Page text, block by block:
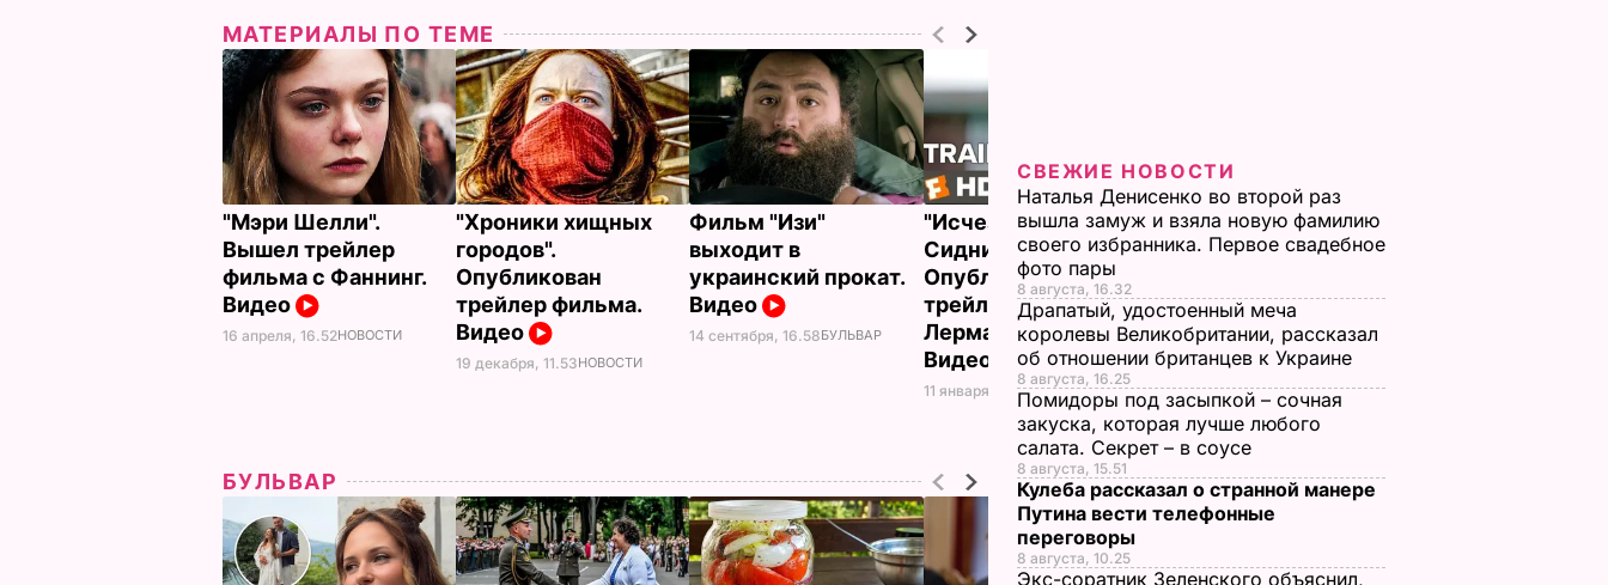
МАТЕРИАЛЫ ПО ТЕМЕ
"Мэри Шелли".
Вышел трейлер
фильма с Фаннинг.
Видео
16 апреля, 16.52НОВОСТИ
"Хроники хищных
городов".
Опубликован
трейлер фильма.
Видео
19 декабря, 11.53НОВОСТИ
Фильм "Изи"
выходит в
украинский прокат.
Видео
14 сентября, 16.58БУЛЬВАР
"Исчезновение
Сидни Холла".
Опубликован
трейлер фильма с
Лерманом и Фаннинг.
Видео
11 января, 12.53НОВОСТИ
"Мстители. Финал".
Опубликован
Робертом Дауни –
младшим,
Хемсвортом,
Йоханссон. Видео
10 декабря, 12.29НОВОСТИ
БУЛЬВАР
СВЕЖИЕ НОВОСТИ
Наталья Денисенко во второй раз
вышла замуж и взяла новую фамилию
своего избранника. Первое свадебное
фото пары
8 августа, 16.32
Драпатый, удостоенный меча
королевы Великобритании, рассказал
об отношении британцев к Украине
8 августа, 16.25
Помидоры под засыпкой – сочная
закуска, которая лучше любого
салата. Секрет – в соусе
8 августа, 15.51
Кулеба рассказал о странной манере
Путина вести телефонные
переговоры
8 августа, 10.25
Экс-соратник Зеленского объяснил,